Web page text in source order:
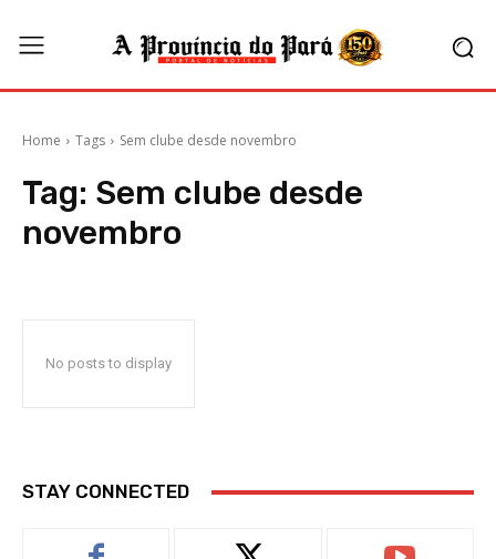
Home Tags Sem clube desde novembro
Tag: Sem clube desde
novembro
No posts to display
STAY CONNECTED